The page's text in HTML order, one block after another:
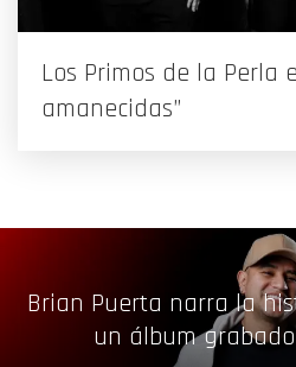
Los Primos de la Perla
amanecidas”
Brian Puerta narra la
un álbum grabado